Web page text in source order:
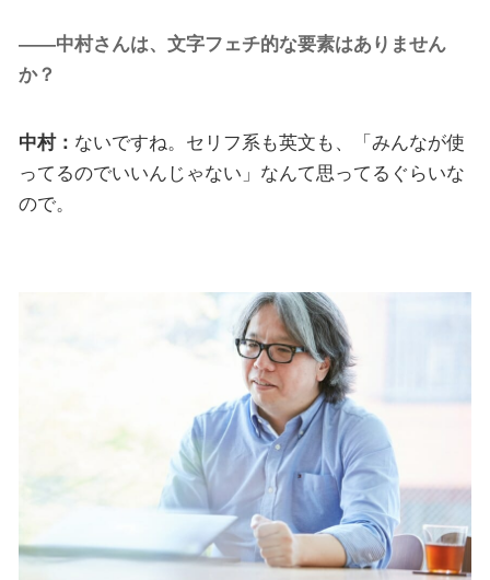
――中村さんは、文字フェチ的な要素はありません
か？
中村： ないですね。セリフ系も英文も、「みんなが使
ってるのでいいんじゃない」なんて思ってるぐらいな
ので。